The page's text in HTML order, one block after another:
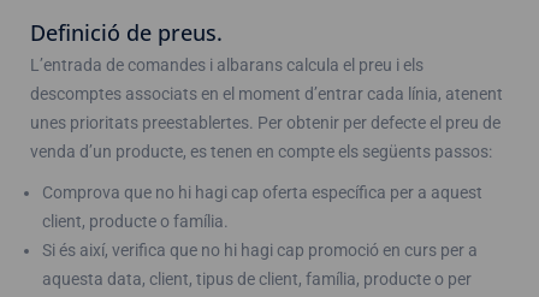
Definició de preus.
L’entrada de comandes i albarans calcula el preu i els
descomptes associats en el moment d’entrar cada línia, atenent
unes prioritats preestablertes. Per obtenir per defecte el preu de
venda d’un producte, es tenen en compte els següents passos:
Comprova que no hi hagi cap oferta específica per a aquest
client, producte o família.
Si és així, verifica que no hi hagi cap promoció en curs per a
aquesta data, client, tipus de client, família, producte o per